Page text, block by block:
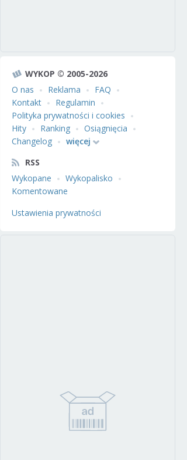
WYKOP © 2005-2026
O nas
Reklama
FAQ
Kontakt
Regulamin
Polityka prywatności i cookies
Hity
Ranking
Osiągnięcia
Changelog
więcej
RSS
Wykopane
Wykopalisko
Komentowane
Ustawienia prywatności